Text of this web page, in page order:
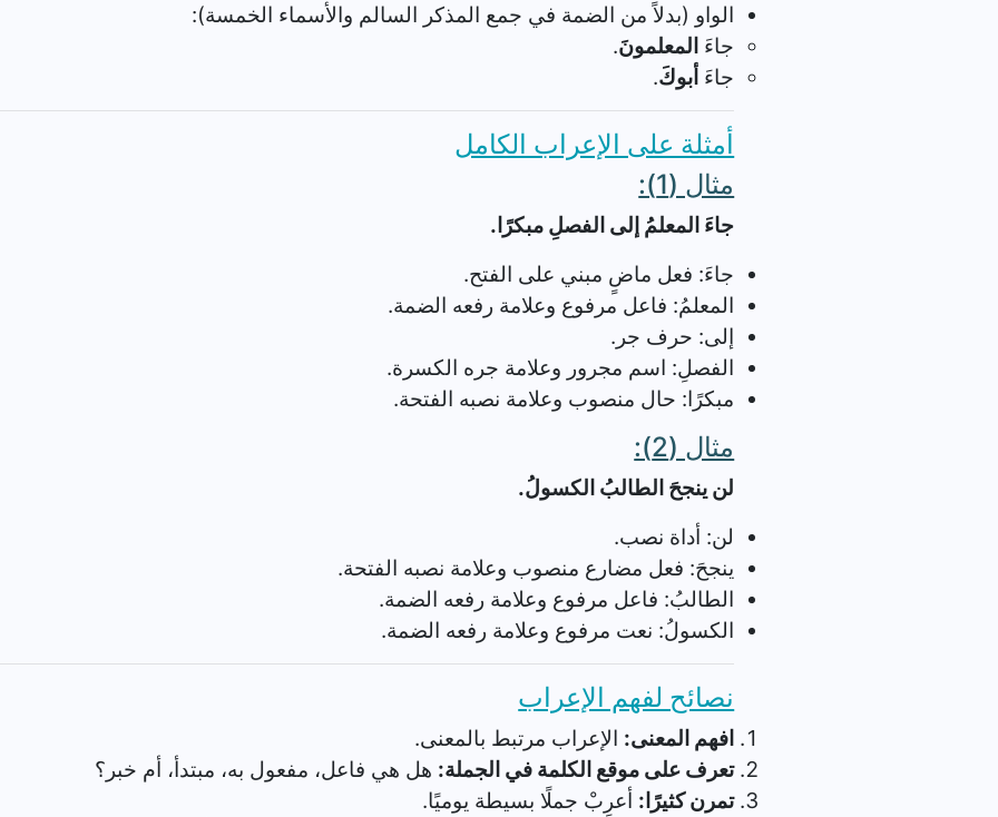
الواو (بدلاً من الضمة في جمع المذكر السالم والأسماء الخمسة):
جاءَ المعلمونَ.
جاءَ أبوكَ.
أمثلة على الإعراب الكامل
مثال (1):
جاءَ المعلمُ إلى الفصلِ مبكرًا.
جاءَ: فعل ماضٍ مبني على الفتح.
المعلمُ: فاعل مرفوع وعلامة رفعه الضمة.
إلى: حرف جر.
الفصلِ: اسم مجرور وعلامة جره الكسرة.
مبكرًا: حال منصوب وعلامة نصبه الفتحة.
مثال (2):
لن ينجحَ الطالبُ الكسولُ.
لن: أداة نصب.
ينجحَ: فعل مضارع منصوب وعلامة نصبه الفتحة.
الطالبُ: فاعل مرفوع وعلامة رفعه الضمة.
الكسولُ: نعت مرفوع وعلامة رفعه الضمة.
نصائح لفهم الإعراب
افهم المعنى: الإعراب مرتبط بالمعنى.
تعرف على موقع الكلمة في الجملة: هل هي فاعل، مفعول به، مبتدأ، أم خبر؟
تمرن كثيرًا: أعرِبْ جملًا بسيطة يوميًا.